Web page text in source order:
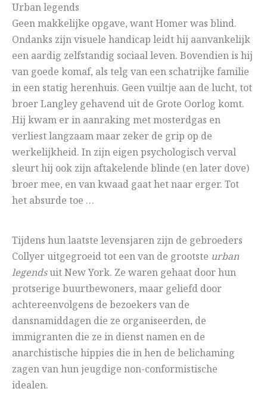
Urban legends
Geen makkelijke opgave, want Homer was blind.
Ondanks zijn visuele handicap leidt hij aanvankelijk
een aardig zelfstandig sociaal leven. Bovendien is hij
van goede komaf, als telg van een schatrijke familie
in een statig herenhuis. Geen vuiltje aan de lucht, tot
broer Langley gehavend uit de Grote Oorlog komt.
Hij kwam er in aanraking met mosterdgas en
verliest langzaam maar zeker de grip op de
werkelijkheid. In zijn eigen psychologisch verval
sleurt hij ook zijn aftakelende blinde (en later dove)
broer mee, en van kwaad gaat het naar erger. Tot
het absurde toe …
Tijdens hun laatste levensjaren zijn de gebroeders
Collyer uitgegroeid tot een van de grootste urban
legendsuit New York. Ze waren gehaat door hun
protserige buurtbewoners, maar geliefd door
achtereenvolgens de bezoekers van de
dansnamiddagen die ze organiseerden, de
immigranten die ze in dienst namen en de
anarchistische hippies die in hen de belichaming
zagen van hun jeugdige non-conformistische
idealen.